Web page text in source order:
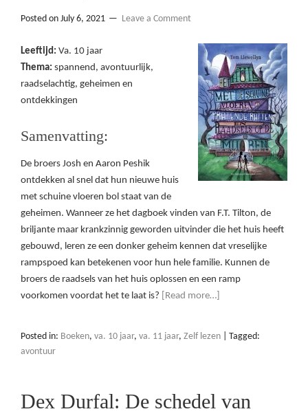
Posted on July 6, 2021 Leave a Comment
Leeftijd: Va. 10 jaar
Thema: spannend, avontuurlijk,
raadselachtig, geheimen en
ontdekkingen
Samenvatting:
De broers Josh en Aaron Peshik
ontdekken al snel dat hun nieuwe huis
met schuine vloeren bol staat van de
geheimen. Wanneer ze het dagboek vinden van F.T. Tilton, de
briljante maar krankzinnig geworden uitvinder die het huis heeft
gebouwd, leren ze een donker geheim kennen dat vreselijke
rampspoed kan betekenen voor hun hele familie. Kunnen de
broers de raadsels van het huis oplossen en een ramp
voorkomen voordat het te laat is?
[Read more…]
Posted in: Boeken, va. 10 jaar, va. 11 jaar, Zelf lezen
Tagged:
avontuur
Dex Durfal: De schedel van